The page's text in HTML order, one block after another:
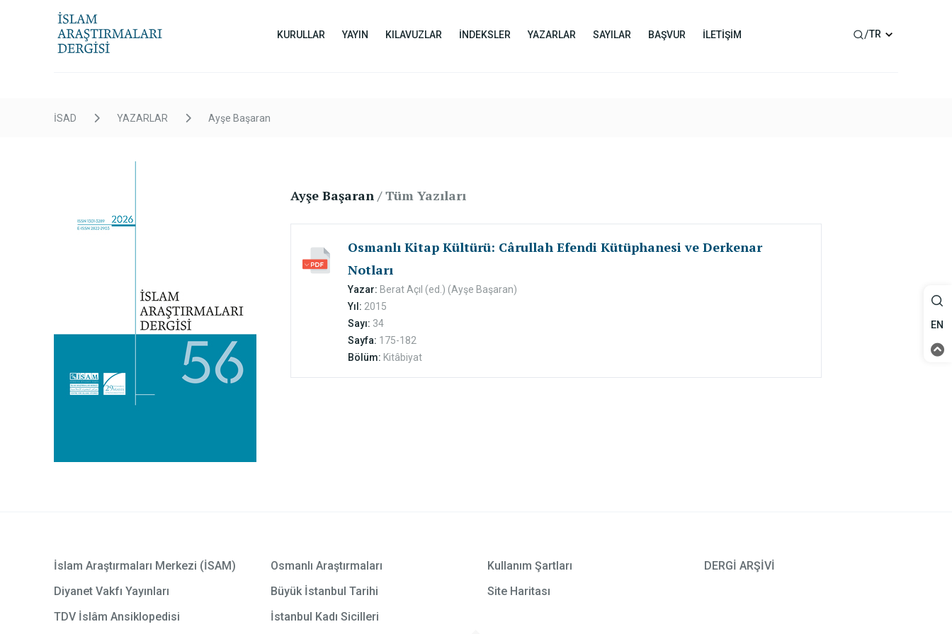
KURULLAR YAYIN KILAVUZLAR İNDEKSLER YAZARLAR SAYILAR BAŞVUR İLETİŞİM /TR
İSAD YAZARLAR Ayşe Başaran
Ayşe Başaran / Tüm Yazıları
Osmanlı Kitap Kültürü: Cârullah Efendi Kütüphanesi ve Derkenar
Notları
Yazar: Berat Açıl (ed.) (Ayşe Başaran)
Yıl: 2015
Sayı: 34
Sayfa: 175-182
Bölüm: Kitâbiyat
İslam Araştırmaları Merkezi (İSAM)
Diyanet Vakfı Yayınları
TDV İslâm Ansiklopedisi
Osmanlı Araştırmaları
Büyük İstanbul Tarihi
İstanbul Kadı Sicilleri
Kullanım Şartları
Site Haritası
DERGİ ARŞİVİ
EN